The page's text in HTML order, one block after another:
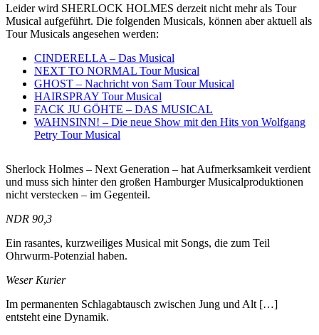
Leider wird SHERLOCK HOLMES derzeit nicht mehr als Tour
Musical aufgeführt. Die folgenden Musicals, können aber aktuell als
Tour Musicals angesehen werden:
CINDERELLA – Das Musical
NEXT TO NORMAL Tour Musical
GHOST – Nachricht von Sam Tour Musical
HAIRSPRAY Tour Musical
FACK JU GÖHTE – DAS MUSICAL
WAHNSINN! – Die neue Show mit den Hits von Wolfgang
Petry Tour Musical
Sherlock Holmes – Next Generation – hat Aufmerksamkeit verdient
und muss sich hinter den großen Hamburger Musicalproduktionen
nicht verstecken – im Gegenteil.
NDR 90,3
Ein rasantes, kurzweiliges Musical mit Songs, die zum Teil
Ohrwurm-Potenzial haben.
Weser Kurier
Im permanenten Schlagabtausch zwischen Jung und Alt […]
entsteht eine Dynamik.